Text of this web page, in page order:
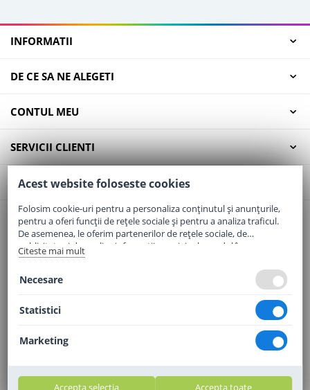
INFORMATII
DE CE SA NE ALEGETI
CONTUL MEU
SERVICII CLIENTI
CONTACT
Email:office@elaptepraf.ro
Telefon:0745-964-449
Adresa:Sos. Borsului, Nr. 20, Oradea, Jud. Bihor
Acest website foloseste cookies
Folosim cookie-uri pentru a personaliza conținutul și anunțurile,
pentru a oferi funcții de rețele sociale și pentru a analiza traficul.
De asemenea, le oferim partenerilor de rețele sociale, de
publicitate și de analize informații cu privire la modul în care
folosiți site-ul nostru. Aceștia le pot combina cu alte informații
Citeste mai mult
Necesare
Statistici
Marketing
Accepta selectia Accepta toate